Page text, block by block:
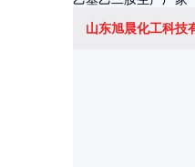
山东旭晨化工科技